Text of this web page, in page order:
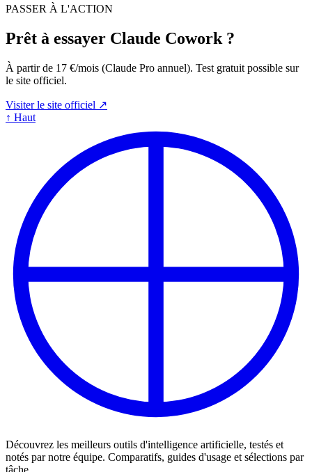
PASSER À L'ACTION
Prêt à essayer Claude Cowork ?
À partir de 17 €/mois (Claude Pro annuel). Test gratuit possible sur
le site officiel.
Visiter le site officiel ↗
↑ Haut
Découvrez les meilleurs outils d'intelligence artificielle, testés et
notés par notre équipe. Comparatifs, guides d'usage et sélections par